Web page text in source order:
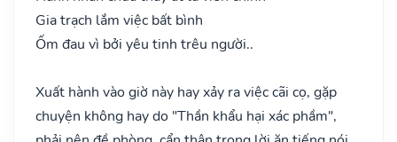
Gia trạch lắm việc bất bình
Ốm đau vì bởi yêu tinh trêu người..
Xuất hành vào giờ này hay xảy ra việc cãi cọ, gặp
chuyện không hay do "Thần khẩu hại xác phầm",